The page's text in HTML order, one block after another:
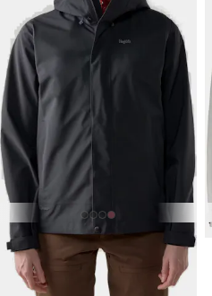
189 €
HAGLÖFS
Women's Breeze Proof
Jacket